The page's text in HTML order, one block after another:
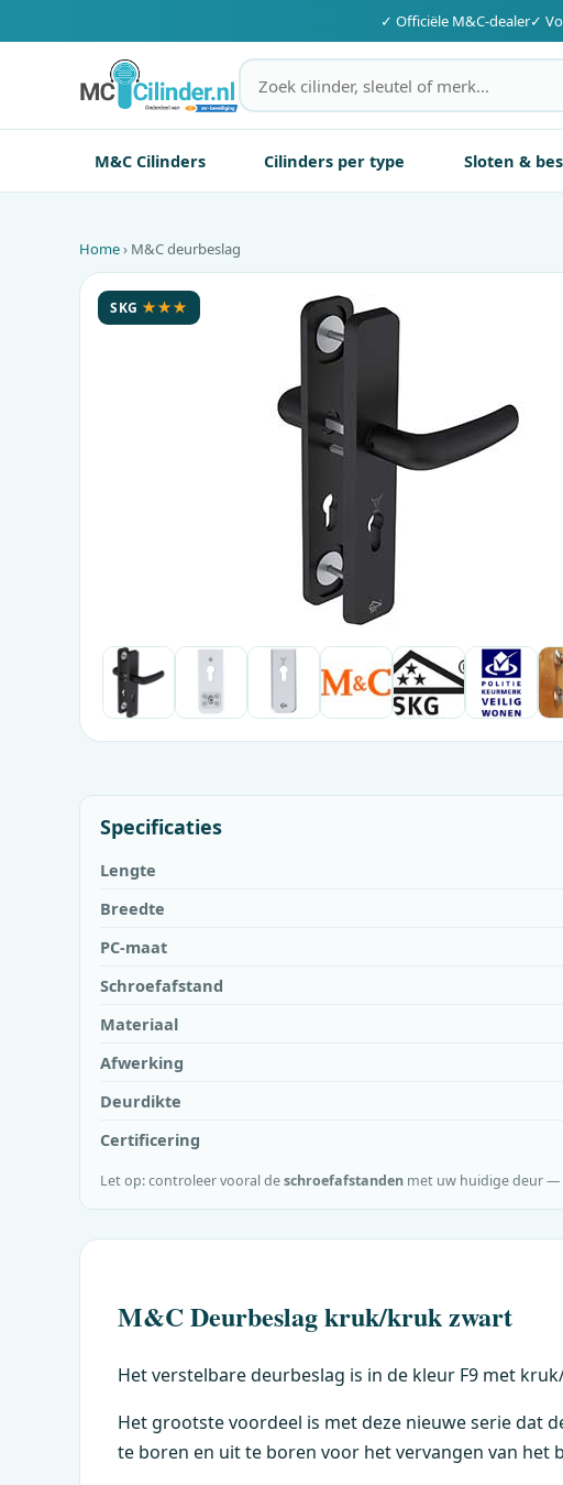
✓ Officiële M&C-dealer✓
M&C Cilinders Cilinders per type Sloten &
Home› M&Cdeurbeslag
SKG ★★★
Specificaties
Lengte
Breedte
PC-maat
Schroefafstand
Materiaal
Afwerking
Deurdikte
Certificering
Let op: controleer vooral deschroefafstanden met uw huidige deur —
M&CDeurbeslag kruk/kruk zwart
Het verstelbare deurbeslag is in de kleur F9 met
Het grootste voordeel is met deze nieuwe serie dat
te boren en uit te boren voor het vervangen van het